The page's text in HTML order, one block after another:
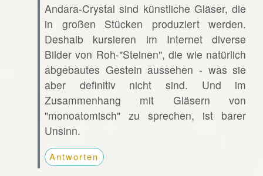
Andara-Crystal sind künstliche Gläser, die
in großen Stücken produziert werden.
Deshalb kursieren im Internet diverse
Bilder von Roh-"Steinen", die wie natürlich
abgebautes Gestein aussehen - was sie
aber definitiv nicht sind. Und im
Zusammenhang mit Gläsern von
"monoatomisch" zu sprechen, ist barer
Unsinn.
Antworten